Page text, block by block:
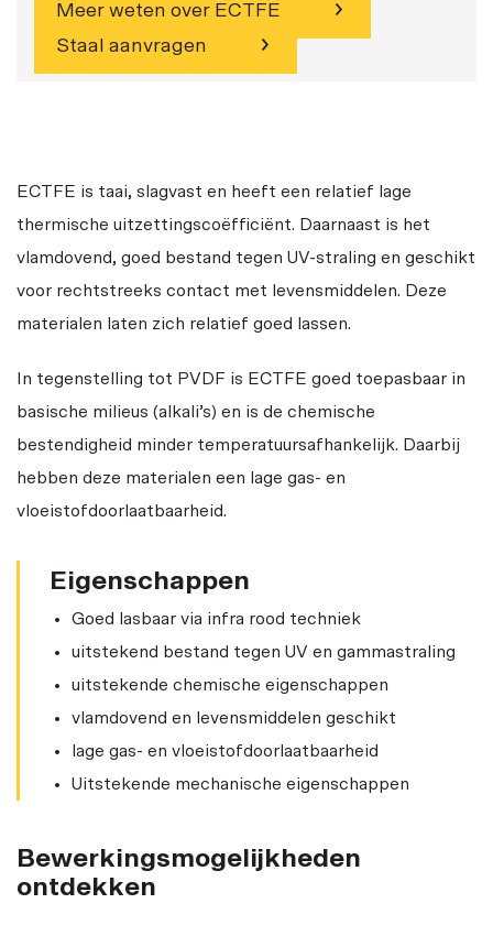
Meer weten over ECTFE
Staal aanvragen
ECTFE is taai, slagvast en heeft een relatief lage
thermische uitzettingscoëfficiënt. Daarnaast is het
vlamdovend, goed bestand tegen UV-straling en geschikt
voor rechtstreeks contact met levensmiddelen. Deze
materialen laten zich relatief goed lassen.
In tegenstelling tot PVDF is ECTFE goed toepasbaar in
basische milieus (alkali’s) en is de chemische
bestendigheid minder temperatuursafhankelijk. Daarbij
hebben deze materialen een lage gas- en
vloeistofdoorlaatbaarheid.
Eigenschappen
Goed lasbaar via infra rood techniek
uitstekend bestand tegen UV en gammastraling
uitstekende chemische eigenschappen
vlamdovend en levensmiddelen geschikt
lage gas- en vloeistofdoorlaatbaarheid
Uitstekende mechanische eigenschappen
Bewerkingsmogelijkheden
ontdekken